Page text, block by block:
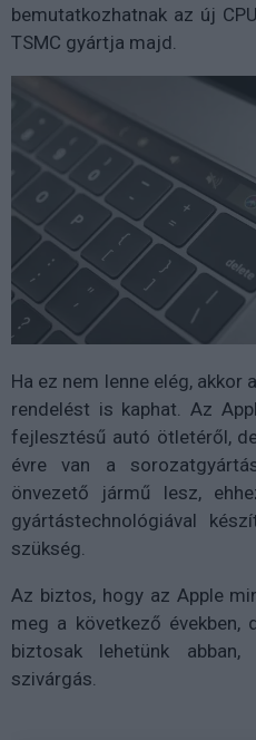
bemutatkozhatnak az új
TSMC gyártja majd.
Ha ez nem lenne elég, akkor
rendelést is kaphat. Az
fejlesztésű autó ötletéről,
évre van a
önvezető jármű lesz,
gyártástechnológiával
szükség.
Az biztos, hogy az Apple
meg a következő években,
biztosak lehetünk
szivárgás.